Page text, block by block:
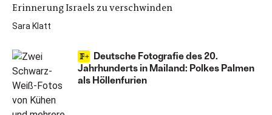
Erinnerung Israels zu verschwinden
Sara Klatt
Deutsche Fotografie des 20.
Jahrhunderts in Mailand: Polkes Palmen
als Höllenfurien